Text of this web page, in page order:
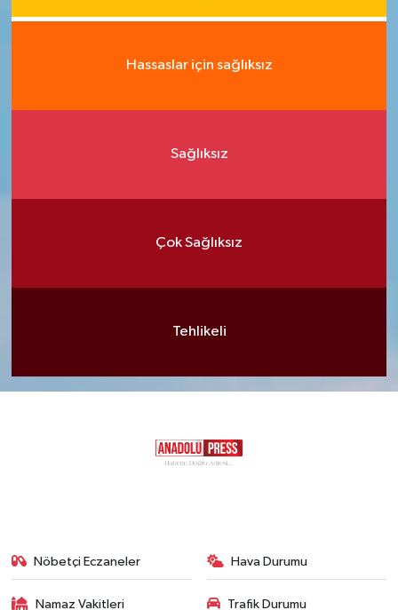
Hassaslar için sağlıksız
Sağlıksız
Çok Sağlıksız
Tehlikeli
Nöbetçi Eczaneler Hava Durumu
Namaz Vakitleri Trafik Durumu